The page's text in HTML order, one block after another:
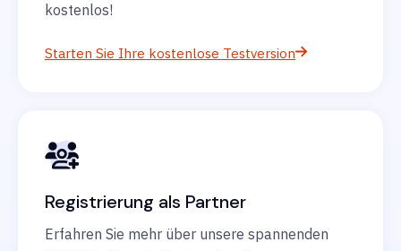
kostenlos!
Starten Sie Ihre kostenlose Testversion
Registrierung als Partner
Erfahren Sie mehr über unsere spannenden